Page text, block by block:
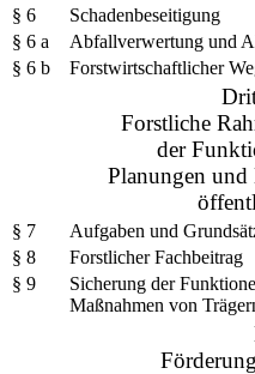
§ 6
Schadenbeseitigung
§ 6 a
Abfallverwertung und
§ 6 b
Forstwirtschaftlicher
Forstliche
der
Planungen und
§ 7
Aufgaben und
§ 8
Forstlicher Fachbeitrag
§ 9
Sicherung der
Maßnahmen von